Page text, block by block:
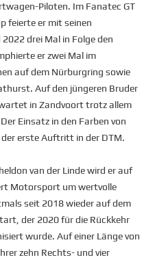
Piloten. Im Fanatec GT
feierte er mit seinen
drei Mal in Folge den
er zwei Mal im
auf dem Nürburgring sowie
Auf den jüngeren Bruder
in Zandvoort trotz allem
Einsatz in den Farben von
erste Auftritt in der DTM.
van der Linde wird er auf
Motorsport um wertvolle
seit 2018 wieder auf dem
der 2020 für die Rückkehr
wurde. Auf einer Länge von
zehn Rechts- und vier